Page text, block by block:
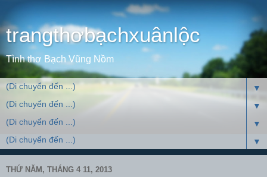
trangthơbạchxuânlộc
Tình thơ Bạch Vũng Nồm
▼
▼
▼
▼
THỨ NĂM, THÁNG 4 11, 2013